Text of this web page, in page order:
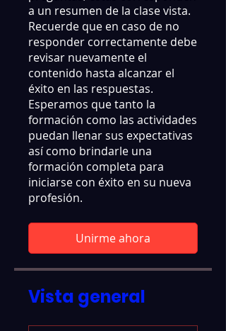
a un resumen de la clase vista.
Recuerde que en caso de no
responder correctamente debe
revisar nuevamente el
contenido hasta alcanzar el
éxito en las respuestas.
Esperamos que tanto la
formación como las actividades
puedan llenar sus expectativas
así como brindarle una
formación completa para
iniciarse con éxito en su nueva
profesión.
Unirme ahora
Vista general